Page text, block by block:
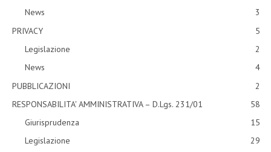
News
3
PRIVACY
5
Legislazione
2
News
4
PUBBLICAZIONI
2
RESPONSABILITA' AMMINISTRATIVA – D.Lgs. 231/01
58
Giurisprudenza
15
Legislazione
29